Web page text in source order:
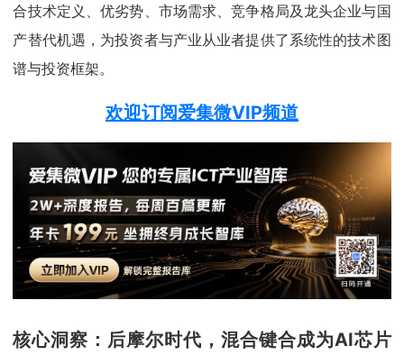
合技术定义、优劣势、市场需求、竞争格局及龙头企业与国
产替代机遇，为投资者与产业从业者提供了系统性的技术图
谱与投资框架。
欢迎订阅爱集微VIP频道
核心洞察：后摩尔时代，混合键合成为AI芯片